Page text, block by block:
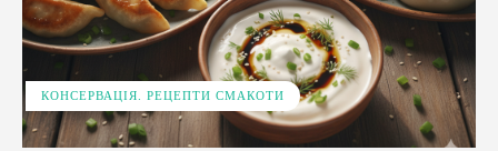
КОНСЕРВАЦІЯ. РЕЦЕПТИ СМАКОТИ